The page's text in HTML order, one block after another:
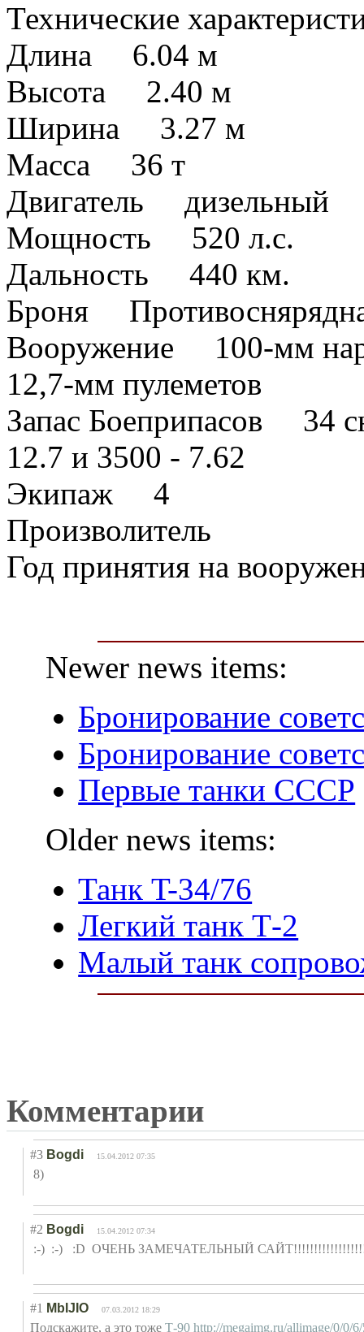
Технические
Длина 6.04 м
Высота 2.40 м
Ширина 3.27 м
Масса 36 т
Двигатель дизельный
Мощность 520 л.с.
Дальность 440 км.
Броня
Вооружение 100-мм
12,7-мм пулеметов
Запас Боеприпасов 34
12.7 и 3500 - 7.62
Экипаж 4
Произволитель
Год принятия на
Newer news items:
Бронирование
Бронирование
Первые танки СССР
Older news items:
Танк T-34/76
Легкий танк Т-2
Малый танк
Комментарии
#3 Bogdi 15.04.2012 07:35
8)
#2 Bogdi 15.04.2012 07:34
:-) :-) :D ОЧЕНЬ ЗАМЕЧАТЕЛЬНЫЙ САЙТ!!!!!!!!!!!
#1 MbIJIO 07.03.2012 18:29
Подскажите, а это тоже Т-90 http://megaimg.ru/allimage/0/0/